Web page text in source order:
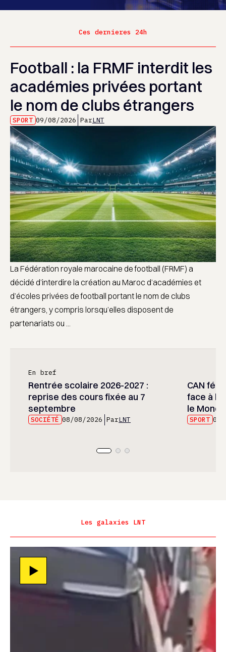
Ces dernieres 24h
Football : la FRMF interdit les
académies privées portant
le nom de clubs étrangers
SPORT 09/08/2026 ParLNT
La Fédération royale marocaine de football (FRMF) a
décidé d’interdire la création au Maroc d’académies et
d’écoles privées de football portant le nom de clubs
étrangers, y compris lorsqu’elles disposent de
partenariats ou ...
En bref
Rentrée scolaire 2026-2027 :
reprise des cours fixée au 7
septembre
SOCIÉTÉ 08/08/2026 ParLNT
CAN
face à
le
SPORT 08/
Les galaxies LNT